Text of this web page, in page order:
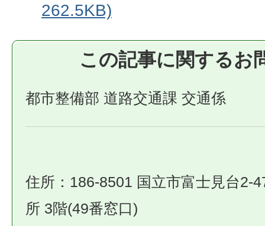
262.5KB)
この記事に関するお
都市整備部 道路交通課 交通係
住所：186-8501 国立市富士見台2-
所 3階(49番窓口)